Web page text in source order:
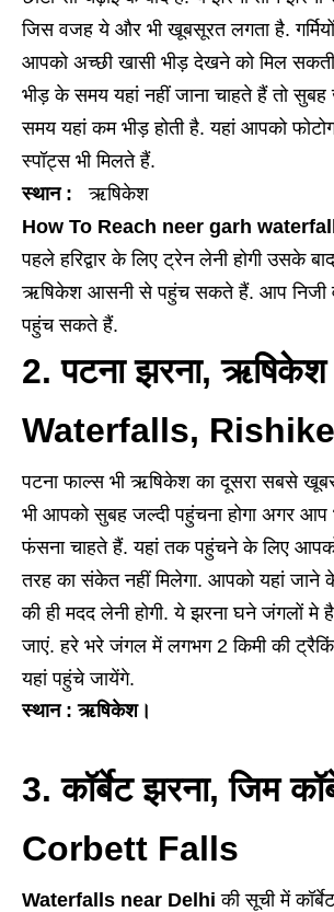
जिस वजह ये और भी खूबसूरत लगता है.
आपको अच्छी खासी भीड़ देखने को मिल
भीड़ के समय यहां नहीं जाना चाहते हैं तो सुबह
समय यहां कम भीड़ होती है. यहां आपको
स्पॉट्स भी मिलते हैं.
स्थान :
ऋषिकेश
How To Reach neer garh
पहले हरिद्वार के लिए ट्रेन लेनी होगी उसके
ऋषिकेश आसनी से पहुंच सकते हैं. आप निजी
पहुंच सकते हैं.
2. पटना झरना,
Waterfalls,
पटना फाल्स भी ऋषिकेश का दूसरा सबसे
भी आपको सुबह जल्दी पहुंचना होगा अगर आप
फंसना चाहते हैं. यहां तक पहुंचने के लिए
तरह का संकेत नहीं मिलेगा. आपको यहां जाने के
की ही मदद लेनी होगी. ये झरना घने जंगलों मे
जाएं. हरे भरे जंगल में लगभग 2 किमी की
यहां पहुंचे जायेंगे.
स्थान : ऋषिकेश।
3. कॉर्बेट झरना, जिम
Corbett Falls
Waterfalls near Delhi की सूची में